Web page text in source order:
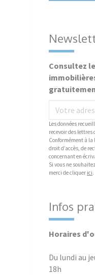
Consultez
Les données
recevoir des
Conformément à la
droit d’accès, de
concernant en
Si vous ne
merci de cliquer ici.
Infos
Horaires
Du lundi au
18h